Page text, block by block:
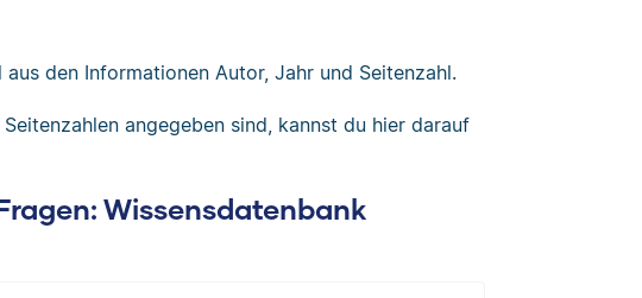
den Informationen Autor, Jahr und Seitenzahl.
angegeben sind, kannst du hier darauf
Wissensdatenbank